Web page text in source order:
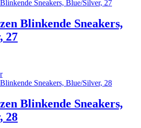
Blinkende Sneakers,
27
Blinkende Sneakers,
28